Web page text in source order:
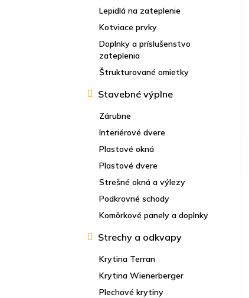
Lepidlá na zateplenie
Kotviace prvky
Doplnky a príslušenstvo
zateplenia
Štrukturované omietky
Stavebné výplne
Zárubne
Interiérové dvere
Plastové okná
Plastové dvere
Strešné okná a výlezy
Podkrovné schody
Komôrkové panely a doplnky
Strechy a odkvapy
Krytina Terran
Krytina Wienerberger
Plechové krytiny